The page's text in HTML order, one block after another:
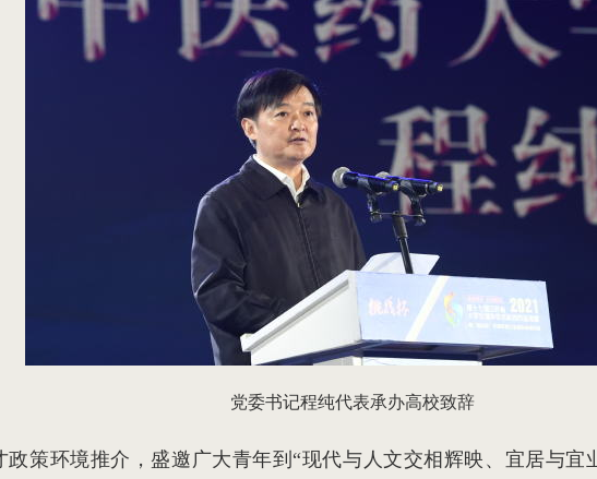
党委书记程纯代表承办高校致辞
政策环境推介，盛邀广大青年到“现代与人文交相辉映、宜居与宜